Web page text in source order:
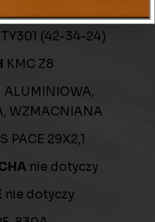
720 MM
(42-34-24)
KMC Z8
ALUMINIOWA,
WZMACNIANA
PACE 29X2,1
nie dotyczy
nie dotyczy